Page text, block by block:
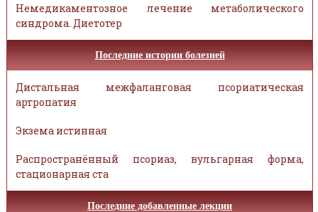
Немедикаментозное лечение метаболического
синдрома. Диетотер
Последние истории болезней
Дистальная межфаланговая псориатическая
артропатия
Экзема истинная
Распространённый псориаз, вульгарная форма,
стационарная ста
Последние добавленные лекции